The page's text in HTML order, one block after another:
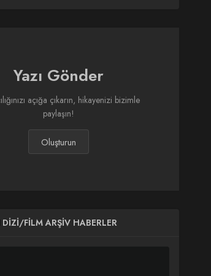
Yazı Gönder
açığa çıkarın, hikayenizi bizimle
paylaşın!
Oluşturun
FILM ARŞIV HABERLER